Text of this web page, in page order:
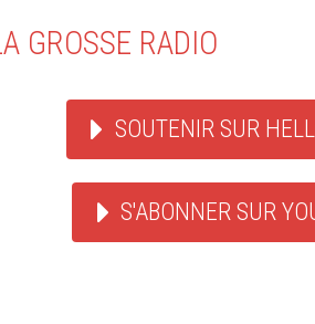
GROSSE RADIO
SOUTENIR SUR
S'ABONNER SUR